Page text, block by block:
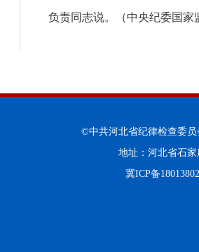
负责同志说。（中央纪委国家
©中共河北省纪律检查委
地址：河北省石
冀ICP备